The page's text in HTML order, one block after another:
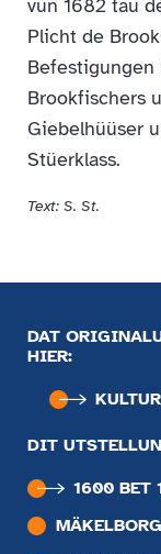
vun 1682 tau
Plicht de
Befestigungen
Brookfischers
Giebelhüüser
Stüerklass.
Text: S. St.
DAT
HIER:
DIT
1600 BET